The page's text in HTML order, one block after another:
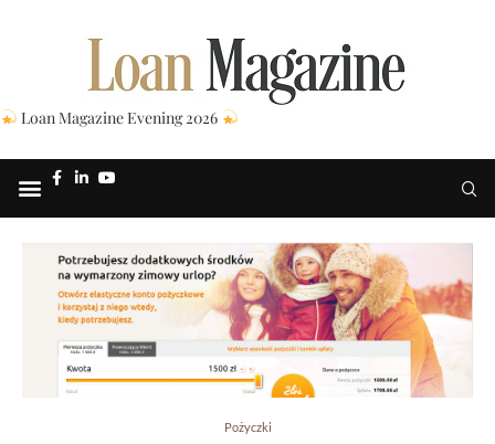
Loan Magazine Evening 2026
Pożyczki